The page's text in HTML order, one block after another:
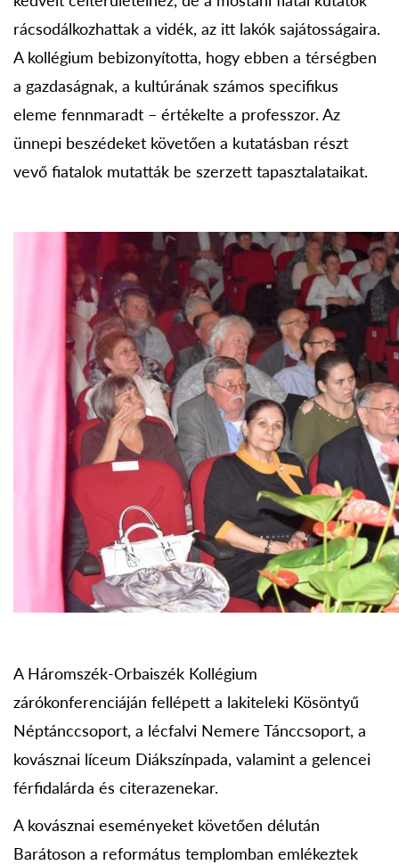
rácsodálkozhattak a vidék, az itt lakók sajátosságaira.
A kollégium bebizonyította, hogy ebben a térségben
a gazdaságnak, a kultúrának számos specifikus
eleme fennmaradt – értékelte a professzor. Az
ünnepi beszédeket követően a kutatásban részt
vevő fiatalok mutatták be szerzett tapasztalataikat.
A Háromszék-Orbaiszék Kollégium
zárókonferenciáján fellépett a lakiteleki Kösöntyű
Néptánccsoport, a lécfalvi Nemere Tánccsoport, a
kovásznai líceum Diákszínpada, valamint a gelencei
férfidalárda és citerazenekar.
A kovásznai eseményeket követően délután
Barátoson a református templomban emlékeztek